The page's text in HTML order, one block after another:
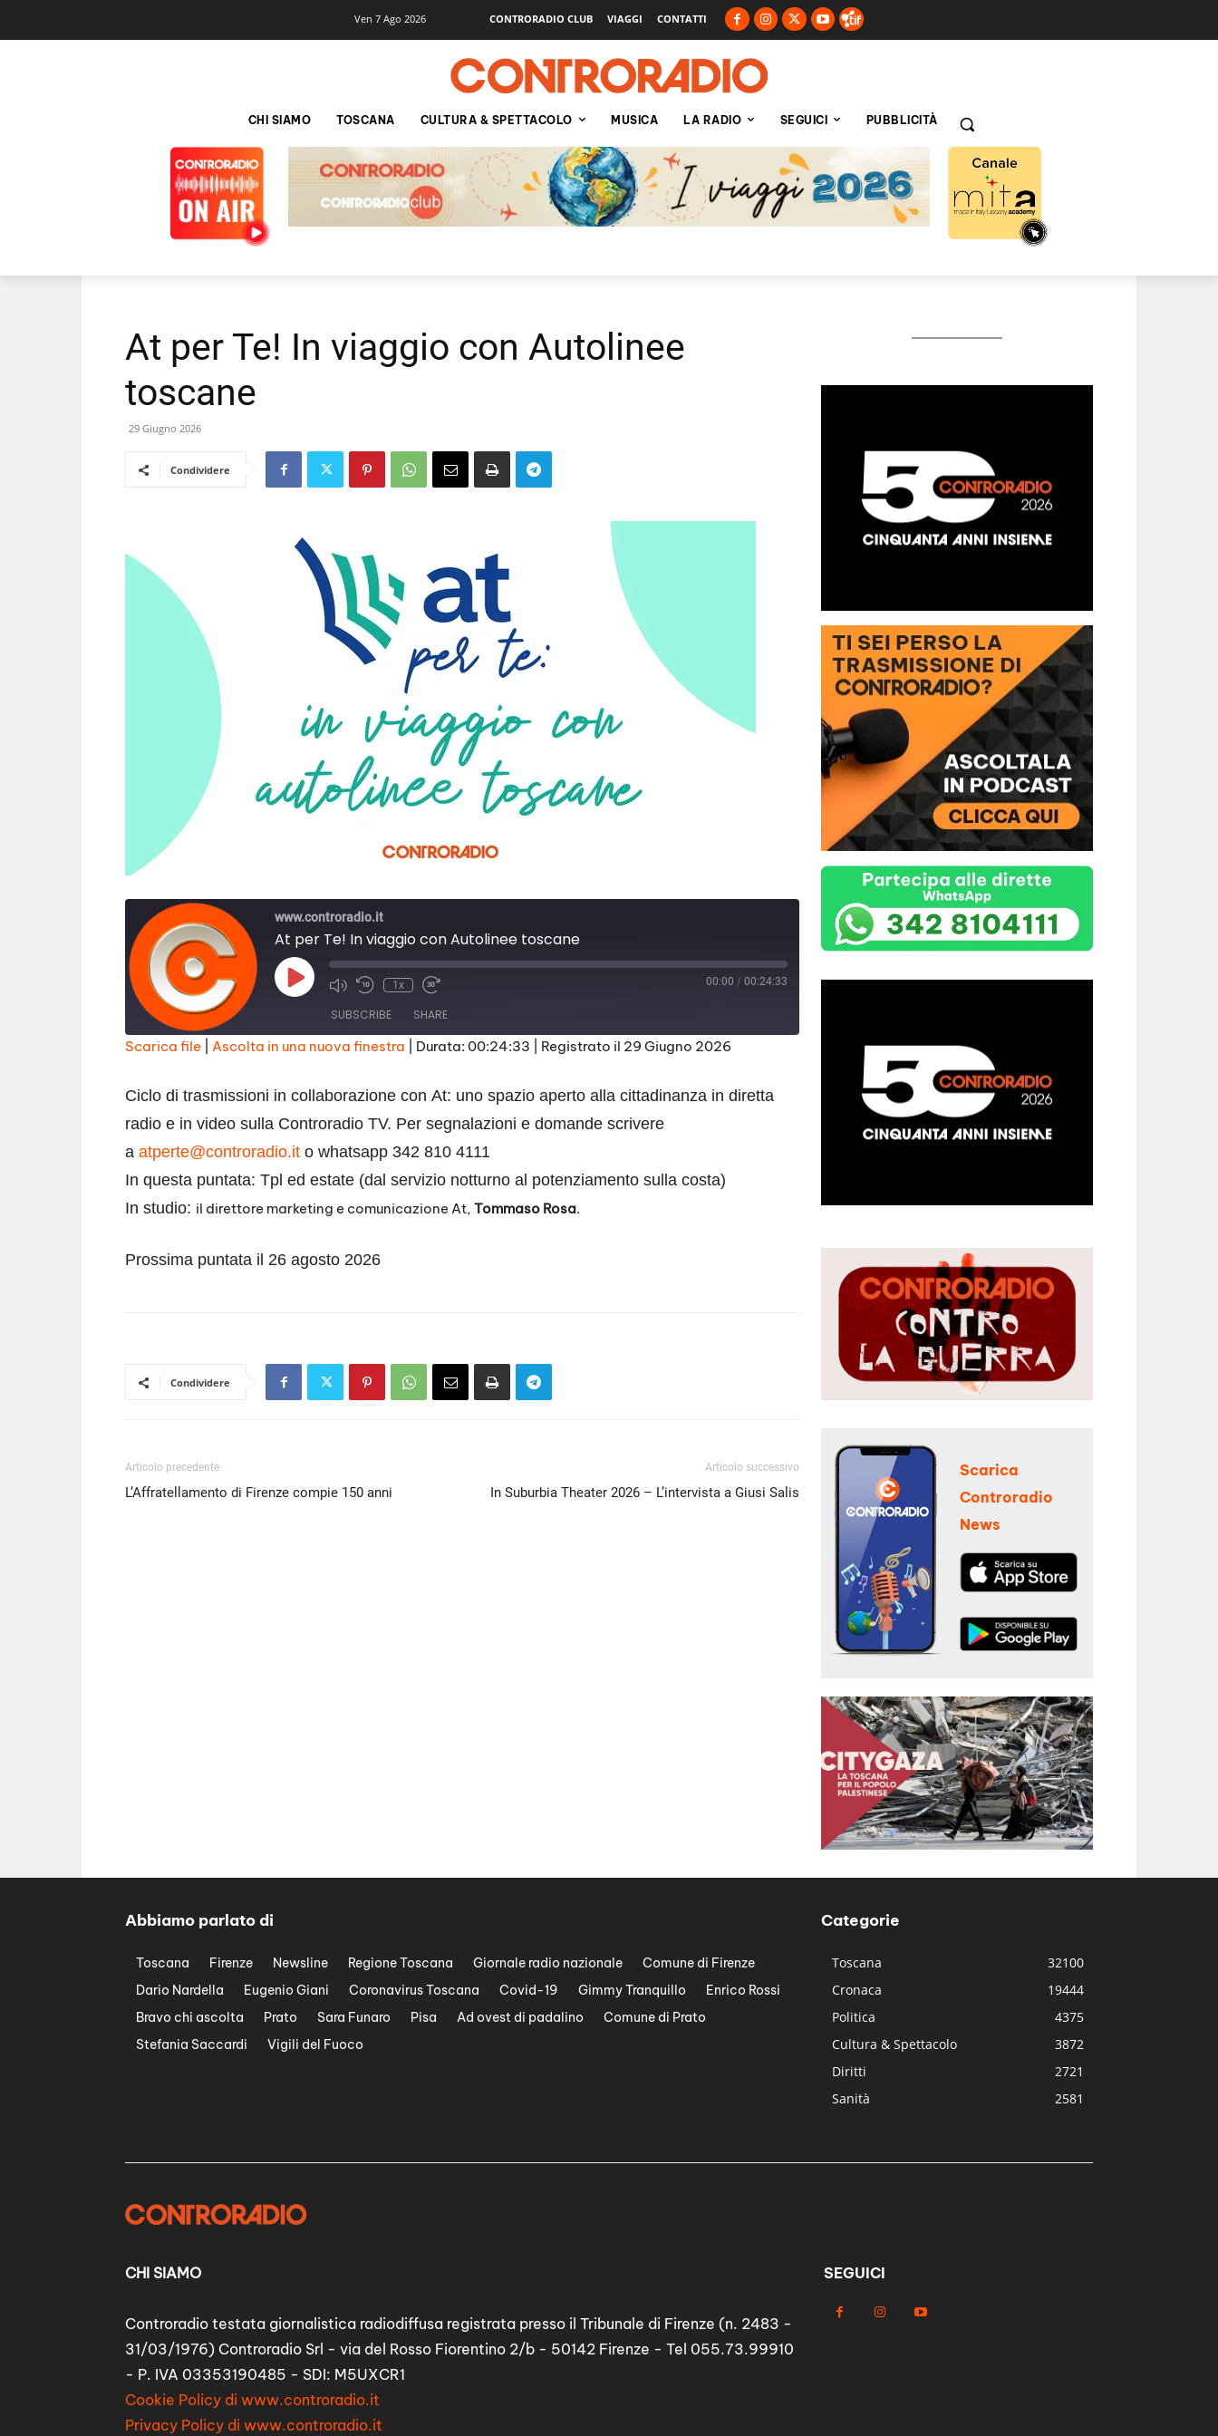
Ven 7 Ago 2026 CONTRORADIO CLUB VIAGGI CONTATTI
CHI SIAMO TOSCANA CULTURA & SPETTACOLO MUSICA LA RADIO SEGUICI PUBBLICITÀ
At per Te! In viaggio con Autolinee
toscane
29 Giugno 2026
Condividere
www.controradio.it
At per Te! In viaggio con Autolinee toscane
Play
Episode
1x 00:00 / 00:24:33
SUBSCRIBE SHARE
RSS FEED
EMBED
Scarica file Ascolta in una nuova finestra Durata: 00:24:33 Registrato il 29 Giugno 2026
Ciclo di trasmissioni in collaborazione con At: uno spazio aperto alla cittadinanza in diretta
radio e in video sulla Controradio TV. Per segnalazioni e domande scrivere
a atperte@controradio.it o whatsapp 342 810 4111
In questa puntata: Tpl ed estate (dal servizio notturno al potenziamento sulla costa)
In studio: il direttore marketing e comunicazione At, Tommaso Rosa.
Prossima puntata il 26 agosto 2026
Condividere
Articolo precedente
L’Affratellamento di Firenze compie 150 anni
Articolo successivo
In Suburbia Theater 2026 – L’intervista a Giusi Salis
Scarica
Controradio
News
Abbiamo parlato di
Toscana Firenze Newsline Regione Toscana Giornale radio nazionale
Comune di Firenze
Dario Nardella
Eugenio Giani Coronavirus Toscana Covid-19 Gimmy Tranquillo
Enrico Rossi
Bravo chi ascolta
Prato Sara Funaro Pisa Ad ovest di padalino
Comune di Prato
Stefania Saccardi
Vigili del Fuoco
Categorie
Toscana
32100
Cronaca
19444
Politica
4375
Cultura & Spettacolo
3872
Diritti
2721
Sanità
2581
CHI SIAMO
Controradio testata giornalistica radiodiffusa registrata presso il Tribunale di Firenze (n. 2483 -
31/03/1976) Controradio Srl - via del Rosso Fiorentino 2/b - 50142 Firenze - Tel 055.73.99910
- P. IVA 03353190485 - SDI: M5UXCR1
Cookie Policy di www.controradio.it
Privacy Policy di www.controradio.it
SEGUICI